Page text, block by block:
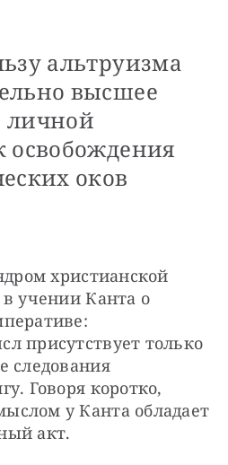
альтруизма
высшее
личной
освобождения
оков
христианской
учении Канта о
присутствует только
следования
Говоря коротко,
у Канта обладает
акт.